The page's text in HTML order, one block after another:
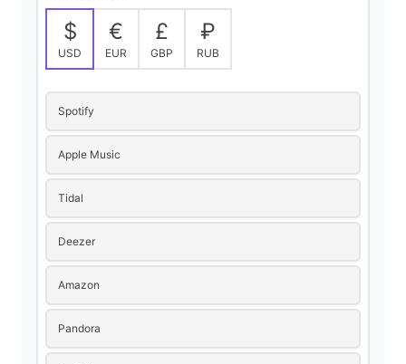
i
d
e
o
$
USD
€
EUR
£
GBP
₽
RUB
Spotify
Apple Music
Tidal
Deezer
Amazon
Pandora